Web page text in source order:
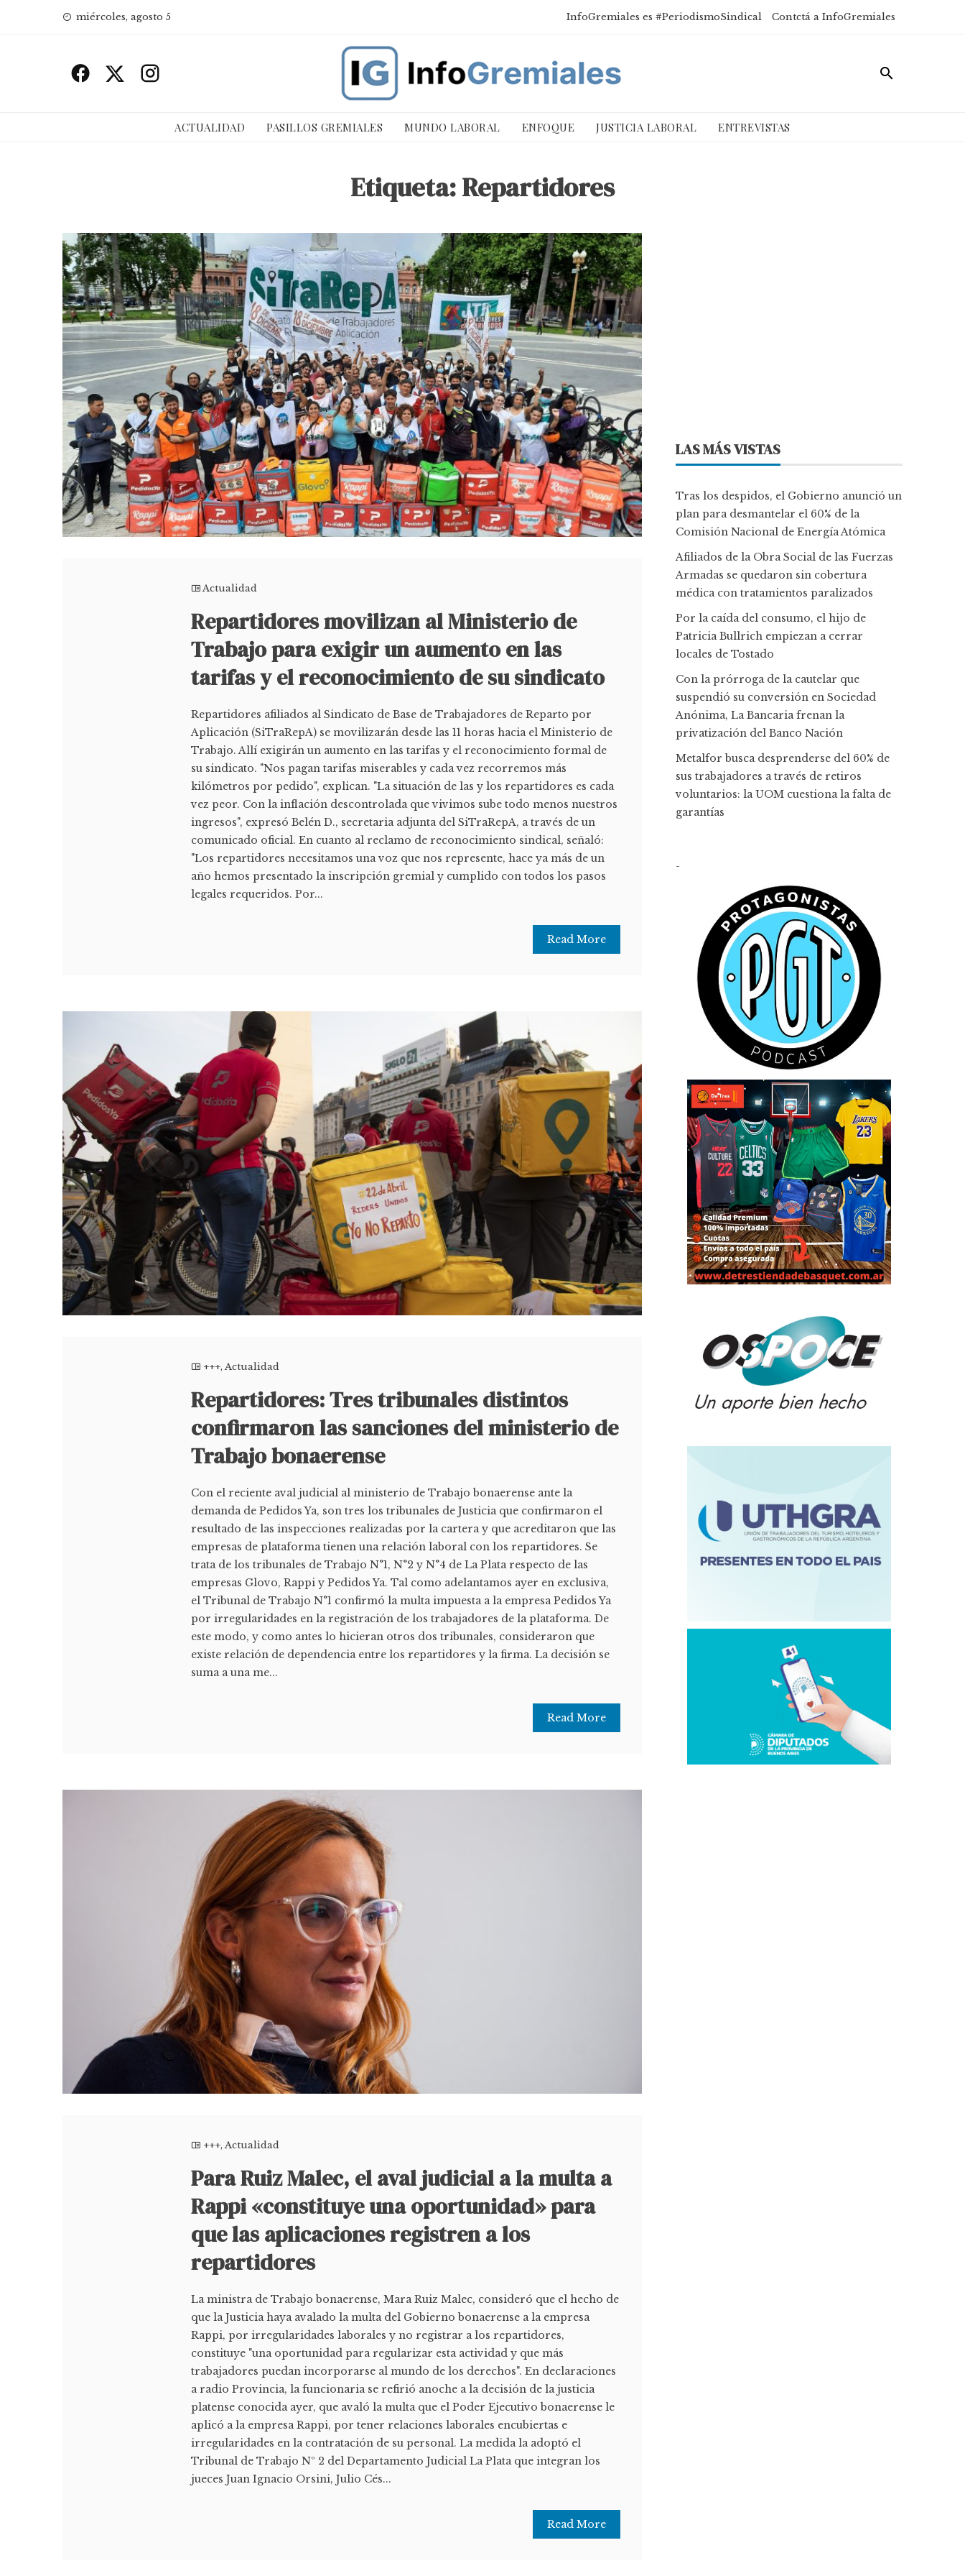
miércoles, agosto 5 InfoGremiales es #PeriodismoSindical Contctá a InfoGremiales
ACTUALIDAD PASILLOS GREMIALES MUNDO LABORAL ENFOQUE JUSTICIA LABORAL ENTREVISTAS
Etiqueta:Repartidores
Actualidad
Repartidores movilizan al Ministerio de
Trabajo para exigir un aumento en las
tarifas y el reconocimiento de su sindicato
Repartidores afiliados al Sindicato de Base de Trabajadores de Reparto por
Aplicación (SiTraRepA) se movilizarán desde las 11 horas hacia el Ministerio de
Trabajo. Allí exigirán un aumento en las tarifas y el reconocimiento formal de
su sindicato. "Nos pagan tarifas miserables y cada vez recorremos más
kilómetros por pedido", explican. "La situación de las y los repartidores es cada
vez peor. Con la inflación descontrolada que vivimos sube todo menos nuestros
ingresos", expresó Belén D., secretaria adjunta del SiTraRepA, a través de un
comunicado oficial. En cuanto al reclamo de reconocimiento sindical, señaló:
"Los repartidores necesitamos una voz que nos represente, hace ya más de un
año hemos presentado la inscripción gremial y cumplido con todos los pasos
legales requeridos. Por...
Read More
+++,Actualidad
Repartidores: Tres tribunales distintos
confirmaron las sanciones del ministerio de
Trabajo bonaerense
Con el reciente aval judicial al ministerio de Trabajo bonaerense ante la
demanda de Pedidos Ya, son tres los tribunales de Justicia que confirmaron el
resultado de las inspecciones realizadas por la cartera y que acreditaron que las
empresas de plataforma tienen una relación laboral con los repartidores. Se
trata de los tribunales de Trabajo N°1, N°2 y N°4 de La Plata respecto de las
empresas Glovo, Rappi y Pedidos Ya. Tal como adelantamos ayer en exclusiva,
el Tribunal de Trabajo N°1 confirmó la multa impuesta a la empresa Pedidos Ya
por irregularidades en la registración de los trabajadores de la plataforma. De
este modo, y como antes lo hicieran otros dos tribunales, consideraron que
existe relación de dependencia entre los repartidores y la firma. La decisión se
suma a una me...
Read More
+++,Actualidad
Para Ruiz Malec, el aval judicial a la multa a
Rappi «constituye una oportunidad» para
que las aplicaciones registren a los
repartidores
La ministra de Trabajo bonaerense, Mara Ruiz Malec, consideró que el hecho de
que la Justicia haya avalado la multa del Gobierno bonaerense a la empresa
Rappi, por irregularidades laborales y no registrar a los repartidores,
constituye "una oportunidad para regularizar esta actividad y que más
trabajadores puedan incorporarse al mundo de los derechos". En declaraciones
a radio Provincia, la funcionaria se refirió anoche a la decisión de la justicia
platense conocida ayer, que avaló la multa que el Poder Ejecutivo bonaerense le
aplicó a la empresa Rappi, por tener relaciones laborales encubiertas e
irregularidades en la contratación de su personal. La medida la adoptó el
Tribunal de Trabajo Nº 2 del Departamento Judicial La Plata que integran los
jueces Juan Ignacio Orsini, Julio Cés...
Read More
LAS MÁS VISTAS
Tras los despidos, el Gobierno anunció un
plan para desmantelar el 60% de la
Comisión Nacional de Energía Atómica
Afiliados de la Obra Social de las Fuerzas
Armadas se quedaron sin cobertura
médica con tratamientos paralizados
Por la caída del consumo, el hijo de
Patricia Bullrich empiezan a cerrar
locales de Tostado
Con la prórroga de la cautelar que
suspendió su conversión en Sociedad
Anónima, La Bancaria frenan la
privatización del Banco Nación
Metalfor busca desprenderse del 60% de
sus trabajadores a través de retiros
voluntarios: la UOM cuestiona la falta de
garantías
-